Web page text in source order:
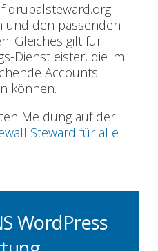
drupalsteward.org
und den passenden
Gleiches gilt für
Dienstleister, die im
Accounts
können.
Meldung auf der
Steward für alle
WordPress